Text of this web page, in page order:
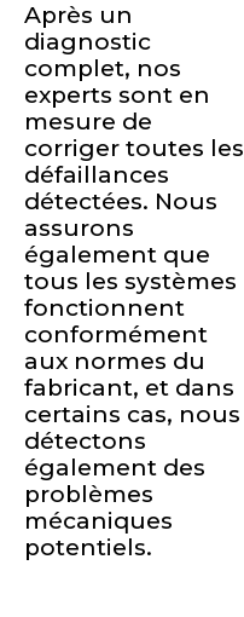
Après un
diagnostic
complet, nos
experts sont en
mesure de
corriger toutes les
défaillances
détectées. Nous
assurons
également que
tous les systèmes
fonctionnent
conformément
aux normes du
fabricant, et dans
certains cas, nous
détectons
également des
problèmes
mécaniques
potentiels.